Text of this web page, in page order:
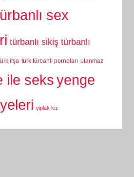
sex
türbanlı sikiş türbanlı
ifşa türk türbanlı pornoları utanmaz
ile seksyenge
çiplak kiz